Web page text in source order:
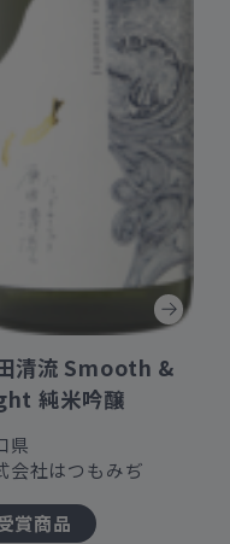
清流 Smooth &
純米吟醸
県
会社はつもみぢ
賞商品